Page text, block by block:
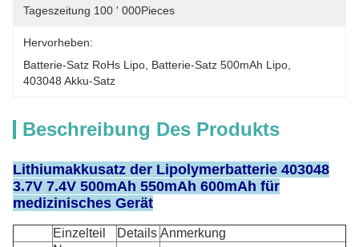
Tageszeitung 100 ' 000Pieces
Hervorheben:
Batterie-Satz RoHs Lipo Batterie-Satz 500mAh Lipo
403048 Akku-Satz
Beschreibung Des Produkts
Lithiumakkusatz der Lipolymerbatterie 403048
3.7V 7.4V 500mAh 550mAh 600mAh für
medizinisches Gerät
Einzelteil Details Anmerkung